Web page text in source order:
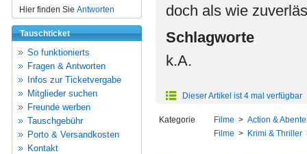
Hier finden Sie Antworten
Tauschticket
So funktionierts
Fragen & Antworten
Infos zur Ticketvergabe
Mitglieder suchen
Freunde werben
Tauschgebühr
Porto & Versandkosten
Kontakt
doch als wie
Schlagworte
k.A.
Dieser Artikel ist 4 mal verfügbar
Kategorie Filme > Action &
Filme > Krimi & Thriller